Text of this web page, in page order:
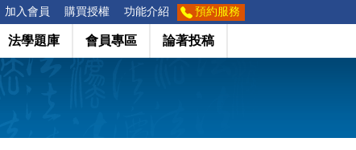
加入會員 購買授權 功能介紹 預約服務
法學題庫 會員專區 論著投稿